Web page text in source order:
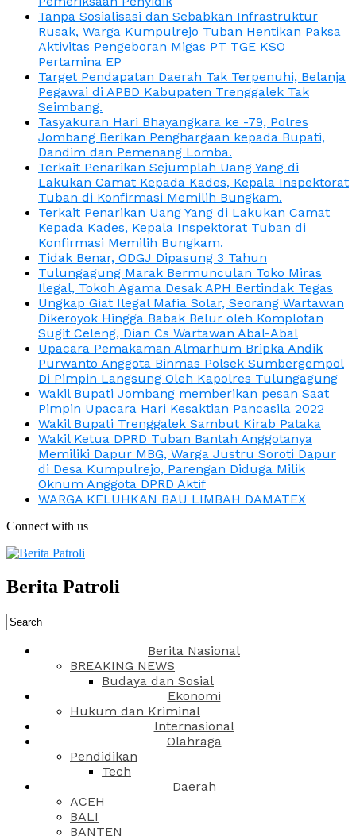
Tanpa Sosialisasi dan Sebabkan Infrastruktur
Rusak, Warga Kumpulrejo Tuban Hentikan Paksa
Aktivitas Pengeboran Migas PT TGE KSO
Pertamina EP
Target Pendapatan Daerah Tak Terpenuhi, Belanja
Pegawai di APBD Kabupaten Trenggalek Tak
Seimbang.
Tasyakuran Hari Bhayangkara ke -79, Polres
Jombang Berikan Penghargaan kepada Bupati,
Dandim dan Pemenang Lomba.
Terkait Penarikan Sejumplah Uang Yang di
Lakukan Camat Kepada Kades, Kepala Inspektorat
Tuban di Konfirmasi Memilih Bungkam.
Terkait Penarikan Uang Yang di Lakukan Camat
Kepada Kades, Kepala Inspektorat Tuban di
Konfirmasi Memilih Bungkam.
Tidak Benar, ODGJ Dipasung 3 Tahun
Tulungagung Marak Bermunculan Toko Miras
Ilegal, Tokoh Agama Desak APH Bertindak Tegas
Ungkap Giat Ilegal Mafia Solar, Seorang Wartawan
Dikeroyok Hingga Babak Belur oleh Komplotan
Sugit Celeng, Dian Cs Wartawan Abal-Abal
Upacara Pemakaman Almarhum Bripka Andik
Purwanto Anggota Binmas Polsek Sumbergempol
Di Pimpin Langsung Oleh Kapolres Tulungagung
Wakil Bupati Jombang memberikan pesan Saat
Pimpin Upacara Hari Kesaktian Pancasila 2022
Wakil Bupati Trenggalek Sambut Kirab Pataka
Wakil Ketua DPRD Tuban Bantah Anggotanya
Memiliki Dapur MBG, Warga Justru Soroti Dapur
di Desa Kumpulrejo, Parengan Diduga Milik
Oknum Anggota DPRD Aktif
WARGA KELUHKAN BAU LIMBAH DAMATEX
Connect with us
Berita Patroli
Berita Nasional
BREAKING NEWS
Budaya dan Sosial
Ekonomi
Hukum dan Kriminal
Internasional
Olahraga
Pendidikan
Tech
Daerah
ACEH
BALI
BANTEN